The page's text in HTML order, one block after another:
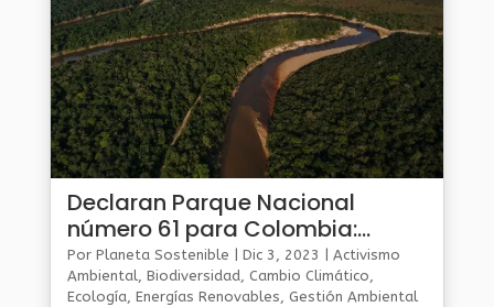
Declaran Parque Nacional
número 61 para Colombia:
Serranía de Manacacías
Por Planeta Sostenible Dic 3, 2023
Activismo
Ambiental, Biodiversidad, Cambio Climático,
Ecología, Energías Renovables, Gestión Ambiental